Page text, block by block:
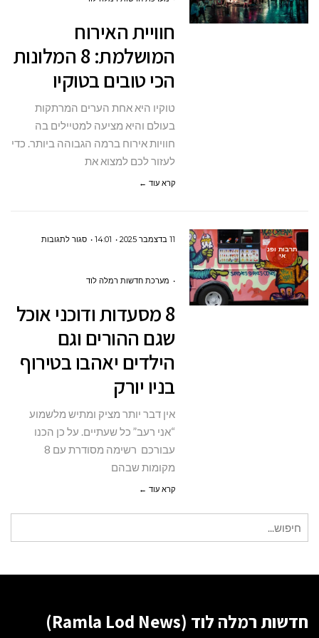
המלונות
חוויית האירוח
המושלמת: 8 המלונות
הכי טובים בטוקיו
טוקיו היא אחת הערים המרתקות
בעולם והיא מציעה למטיילים בה
חוויות אירוח ברמה הגבוהה ביותר. כדי
לעזור לכם למצוא את
קרא עוד ←
תרבות ופנ
אי
11 בדצמבר 2025 14:01 סגור לתגובותעל
אוכל
ההורים
יאהבו
בטירוף
מערכת חדשות רמלה לוד
8 מסעדות ודוכני אוכל
שגם ההורים וגם
הילדים יאהבו בטירוף
בניו יורק
אין דבר יותר מציק ומתיש מלשמוע
“אני רעב” כל שעתיים. על כן הכנו
עבורכם רשימה מסודרת עם 8
מקומות שבהם
קרא עוד ←
עבור:
חדשות רמלה לוד (Ramla Lod News)